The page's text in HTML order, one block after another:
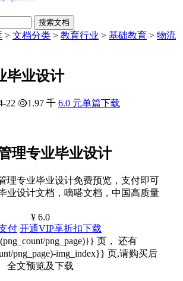
搜索文档
> 文档分类 > 教育行业 > 基础教育 > 物流
毕业设计
22 1.97 千 6.0 元单篇下载
理专业毕业设计
理专业毕业设计免费预览，支付即可
业设计文档，嘀嗒文档，中国高质量
¥ 6.0
付 开通VIP享折扣下载
png_page)}} 页， 还有
png_page)-img_index}} 页,请购买后
全文预览及下载